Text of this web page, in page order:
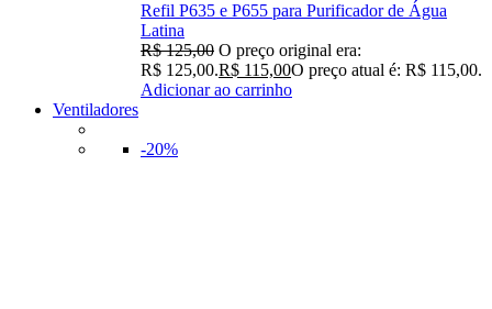
Refil P635 e P655 para Purificador de Água
Latina
R$125,00 O preço original era:
R$ 125,00.R$ 115,00O preço atual é: R$ 115,00.
Adicionar ao carrinho
Ventiladores
-20%